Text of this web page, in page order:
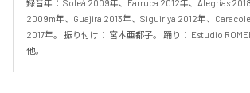
録音年： Soleá 2009年、Farruca 2012年、Alegrías
2009m年、Guajira 2013年、Siguiriya 2012年、
2017年。 振り付け： 宮本亜都子。 踊り： Estudio
他。